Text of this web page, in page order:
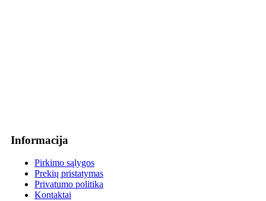
Informacija
Pirkimo sąlygos
Prekių pristatymas
Privatumo politika
Kontaktai